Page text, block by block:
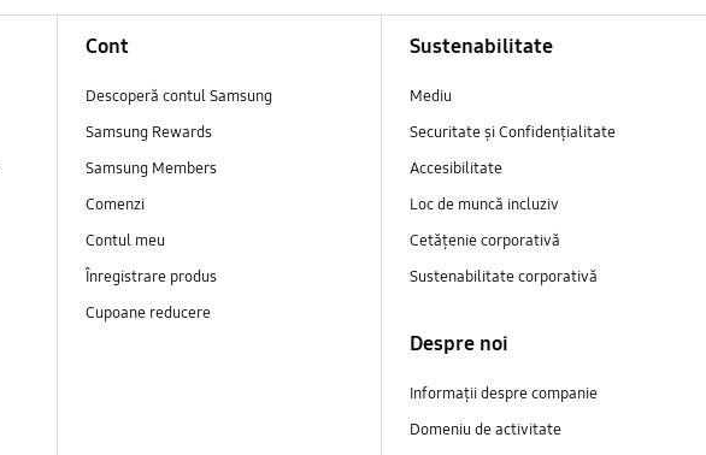
Cont
Descoperă contul Samsung
Samsung Rewards
Samsung Members
Comenzi
Contul meu
Înregistrare produs
Cupoane reducere
Sustenabilitate
Mediu
Securitate și Confidențialitate
Accesibilitate
Loc de muncă incluziv
Cetățenie corporativă
Sustenabilitate corporativă
Despre noi
Informații despre companie
Domeniu de activitate